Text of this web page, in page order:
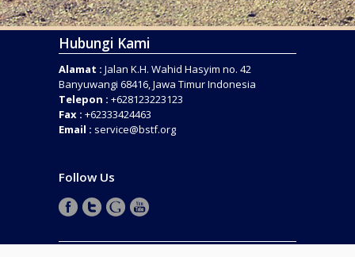
Hubungi Kami
Alamat : Jalan K.H. Wahid Hasyim no. 42
Banyuwangi 68416, Jawa Timur Indonesia
Telepon : +628123223123
Fax : +62333424463
Email : service@bstf.org
Follow Us